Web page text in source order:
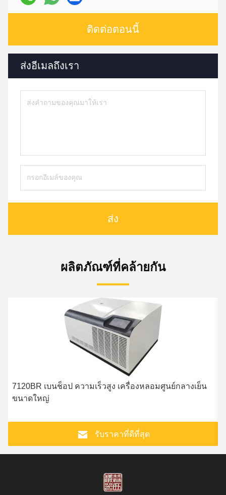
ติดต่อตอนนี้
ส่งอีเมลถึงเรา
ส่ง
ผลิตภัณฑ์ที่คล้ายกัน
7120BR เบนช็อป ความเร็วสูง เครื่องหลอมศูนย์กลางเย็น
ขนาดใหญ่
รับราคาที่ดีที่สุด